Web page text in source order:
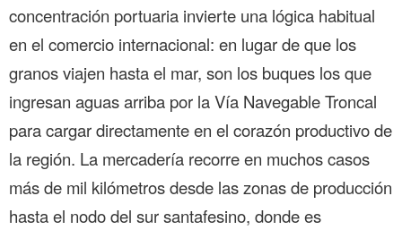
concentración portuaria invierte una lógica habitual
en el comercio internacional: en lugar de que los
granos viajen hasta el mar, son los buques los que
ingresan aguas arriba por la Vía Navegable Troncal
para cargar directamente en el corazón productivo de
la región. La mercadería recorre en muchos casos
más de mil kilómetros desde las zonas de producción
hasta el nodo del sur santafesino, donde es